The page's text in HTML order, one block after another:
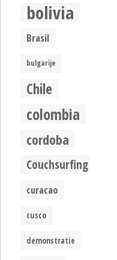
bolivia
Brasil
bulgarije
Chile
colombia
cordoba
Couchsurfing
curacao
cusco
demonstratie